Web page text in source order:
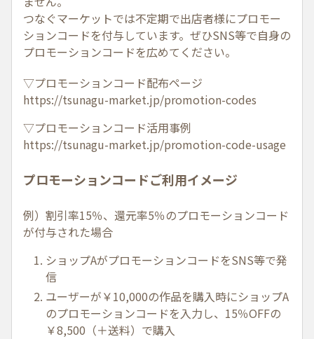
つなぐマーケットでは不定期で出店者様にプロモー
ションコードを付与しています。ぜひSNS等で自身の
プロモーションコードを広めてください。
▽プロモーションコード配布ページ
https://tsunagu-market.jp/promotion-codes
▽プロモーションコード活用事例
https://tsunagu-market.jp/promotion-code-usage
プロモーションコードご利用イメージ
例）割引率15％、還元率5％のプロモーションコード
が付与された場合
ショップAがプロモーションコードをSNS等で発
信
ユーザーが￥10,000の作品を購入時にショップA
のプロモーションコードを入力し、15％OFFの
￥8,500（＋送料）で購入